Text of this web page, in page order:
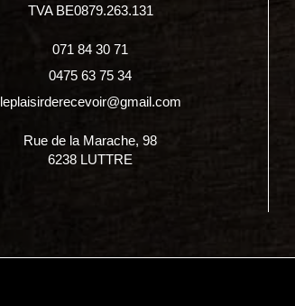
TVA BE0879.263.131
071 84 30 71
0475 63 75 34
leplaisirderecevoir@gmail.com
Rue de la Marache, 98
6238 LUTTRE